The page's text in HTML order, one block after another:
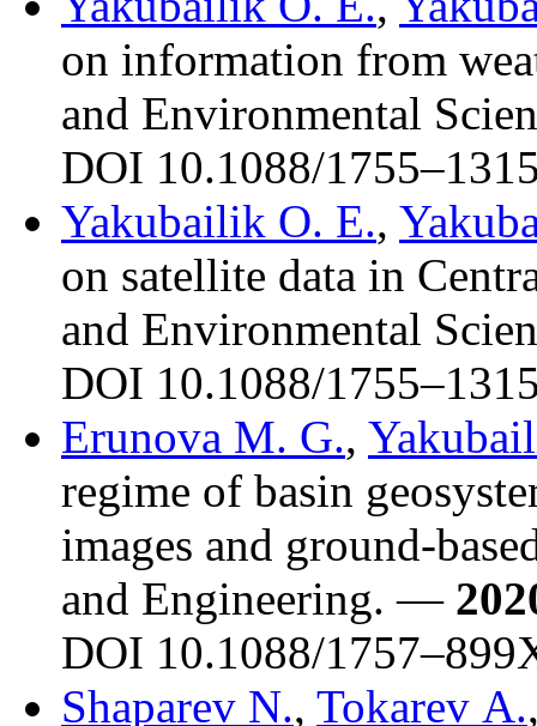
on information from
and Environmental
DOI 10.1088/1755–131
Yakubailik O. E.,
on satellite data in
and Environmental
DOI 10.1088/1755–131
Erunova M. G.,
regime of basin
images and ground-
and Engineering. —
DOI 10.1088/1757–899
Shaparev N., Tokarev A.